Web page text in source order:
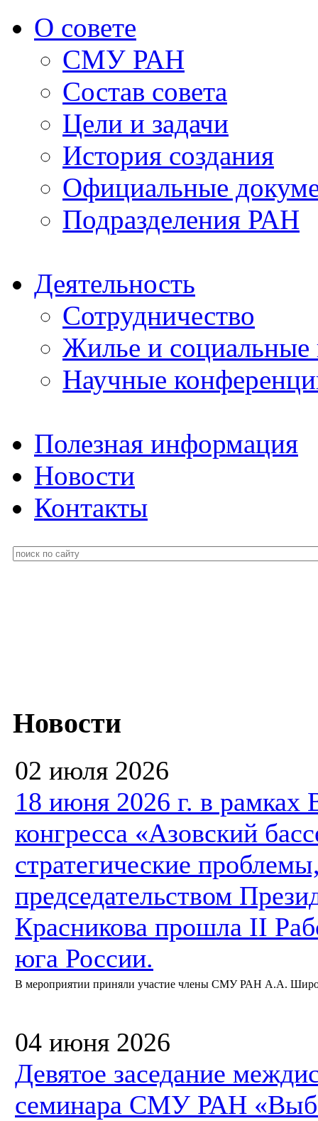
О совете
СМУ РАН
Состав совета
Цели и задачи
История создания
Официальные
Подразделения РАН
Деятельность
Сотрудничество
Жилье и социальные
Научные
Полезная информация
Новости
Контакты
Новости
02 июля 2026
18 июня 2026 г. в рамках
конгресса «Азовский
стратегические
председательством
Красникова прошла II
юга России.
В мероприятии приняли участие члены СМУ РАН А.А.
04 июня 2026
Девятое заседание
семинара СМУ РАН